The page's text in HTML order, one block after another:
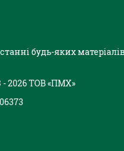
будь-яких
- 2026 ТОВ «ПМХ»